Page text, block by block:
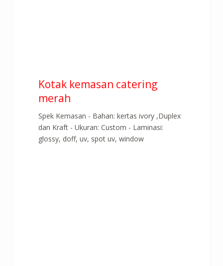
Kotak kemasan catering
merah
Spek Kemasan - Bahan: kertas ivory ,Duplex
dan Kraft - Ukuran: Custom - Laminasi:
glossy, doff, uv, spot uv, window